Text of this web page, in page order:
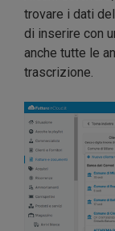
trovare i dati
di inserire con
anche tutte le
trascrizione.